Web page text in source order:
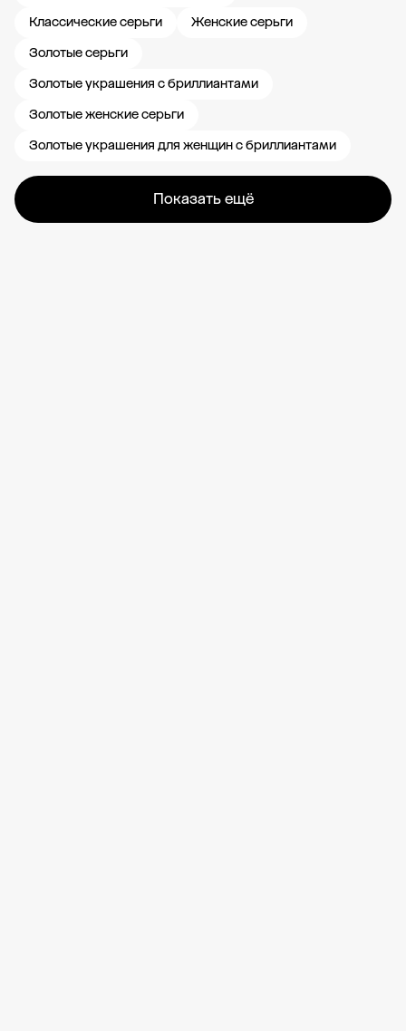
Классические серьги
Женские серьги
Золотые серьги
Золотые украшения с бриллиантами
Золотые женские серьги
Золотые украшения для женщин с бриллиантами
Показать ещё